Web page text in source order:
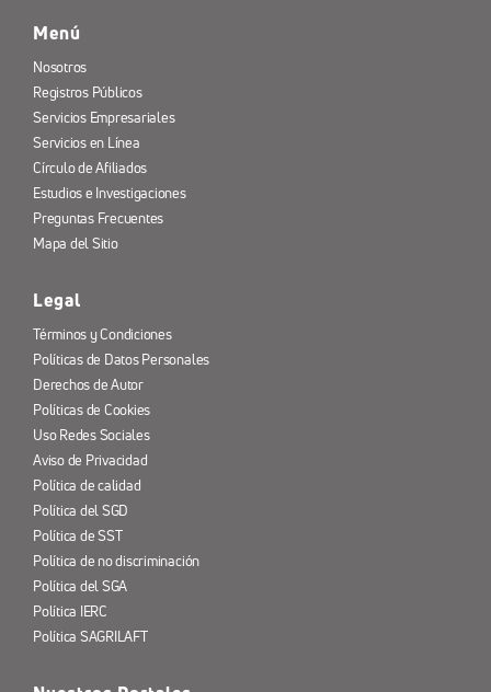
Menú
Nosotros
Registros Públicos
Servicios Empresariales
Servicios en Línea
Círculo de Afiliados
Estudios e Investigaciones
Preguntas Frecuentes
Mapa del Sitio
Legal
Términos y Condiciones
Políticas de Datos Personales
Derechos de Autor
Políticas de Cookies
Uso Redes Sociales
Aviso de Privacidad
Política de calidad
Política del SGD
Política de SST
Política de no discriminación
Política del SGA
Política IERC
Política SAGRILAFT